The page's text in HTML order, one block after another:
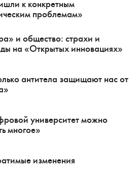
к конкретным
проблемам»
и общество: страхи и
на «Открытых инновациях»
антитела защищают нас от
университет можно
многое»
изменения